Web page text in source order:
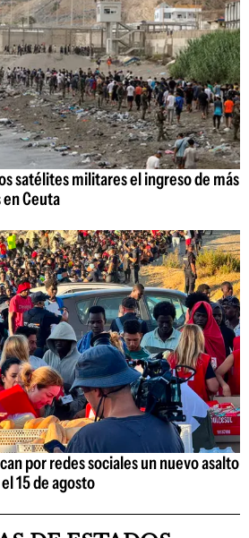
satélites militares el ingreso de más
Ceuta
por redes sociales un nuevo asalto
15 de agosto